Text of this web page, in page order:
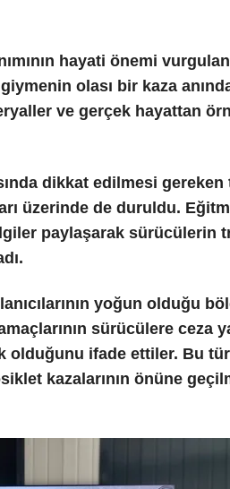
hayati önemi
olası bir kaza
ve gerçek hayattan
dikkat edilmesi gereken
üzerinde de duruldu.
paylaşarak sürücülerin
yoğun olduğu
sürücülere ceza
olduğunu ifade ettiler. Bu tür
kazalarının önüne